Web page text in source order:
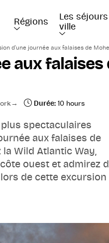
Régions
Les
ville
d'une journée aux falaises de
aux
Durée: 10 hours
spectaculaires
aux falaises de
Wild Atlantic Way,
ouest et admirez
de cette excursion